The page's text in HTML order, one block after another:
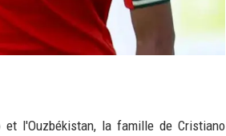
et l'Ouzbékistan, la famille de Cristiano